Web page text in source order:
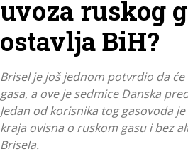
uvoza ruskog
ostavlja BiH?
Brisel je još jednom potvrdio da
gasa, a ove je sedmice Danska
Jedan od korisnika tog gasovoda
kraja ovisna o ruskom gasu i bez
Brisela.